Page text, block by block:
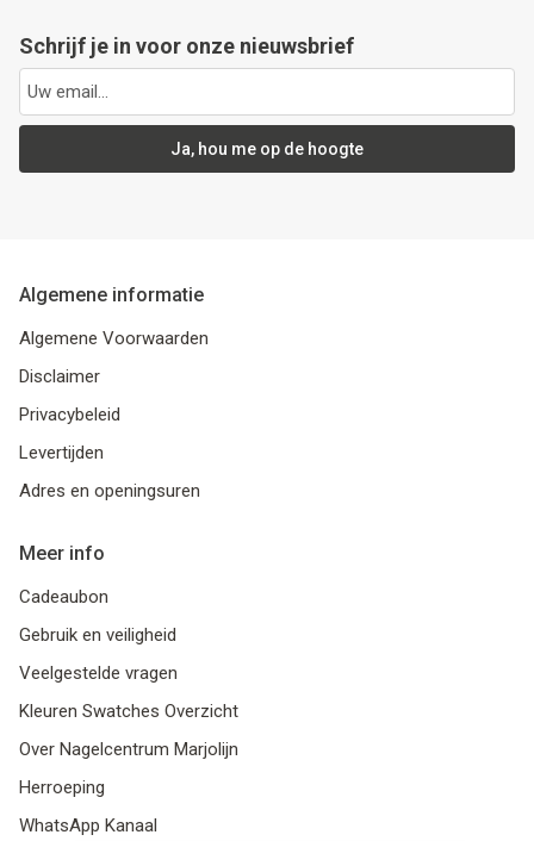
Schrijf je in voor onze nieuwsbrief
Ja, hou me op de hoogte
Algemene informatie
Algemene Voorwaarden
Disclaimer
Privacybeleid
Levertijden
Adres en openingsuren
Meer info
Cadeaubon
Gebruik en veiligheid
Veelgestelde vragen
Kleuren Swatches Overzicht
Over Nagelcentrum Marjolijn
Herroeping
WhatsApp Kanaal